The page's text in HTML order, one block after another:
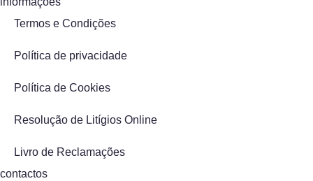
Termos e Condições
Política de privacidade
Política de Cookies
Resolução de Litígios Online
Livro de Reclamações
contactos